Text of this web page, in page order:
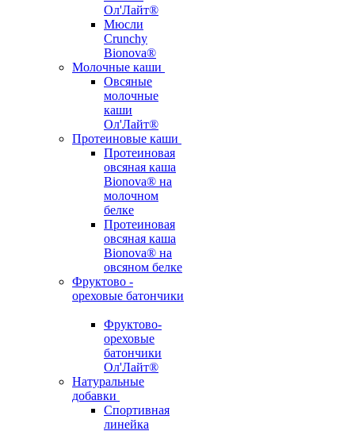
Ол'Лайт®
Мюсли
Crunchy
Bionova®
Молочные каши
Овсяные
молочные
каши
Ол'Лайт®
Протеиновые каши
Протеиновая
овсяная каша
Bionova® на
молочном
белке
Протеиновая
овсяная каша
Bionova® на
овсяном белке
Фруктово -
ореховые батончики
Фруктово-
ореховые
батончики
Ол'Лайт®
Натуральные
добавки
Спортивная
линейка